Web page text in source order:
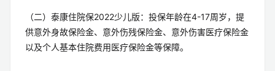
（二）泰康住院保2022少儿版：投保年龄在4-17周岁，提
供意外身故保险金、意外伤残保险金、意外伤害医疗保险金
以及个人基本住院费用医疗保险金等保障。